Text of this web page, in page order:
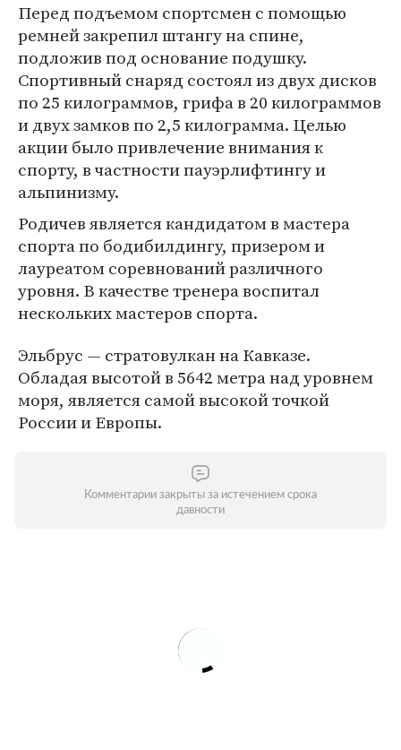
Перед подъемом спортсмен с помощью
ремней закрепил штангу на спине,
подложив под основание подушку.
Спортивный снаряд состоял из двух дисков
по 25 килограммов, грифа в 20 килограммов
и двух замков по 2,5 килограмма. Целью
акции было привлечение внимания к
спорту, в частности пауэрлифтингу и
альпинизму.
Родичев является кандидатом в мастера
спорта по бодибилдингу, призером и
лауреатом соревнований различного
уровня. В качестве тренера воспитал
нескольких мастеров спорта.
Эльбрус — стратовулкан на Кавказе.
Обладая высотой в 5642 метра над уровнем
моря, является самой высокой точкой
России и Европы.
Комментарии закрыты за истечением срока
давности